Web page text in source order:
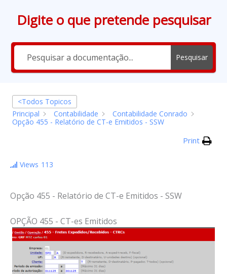
conteúdo
Digite o que pretende pesquisar
Pesquisar
<Todos Topicos
Principal
Contabilidade
Contabilidade Conrado
Opção 455 - Relatório de CT-e Emitidos - SSW
Print
Views 113
Opção 455 - Relatório de CT-e Emitidos - SSW
OPÇÃO 455 - CT-es Emitidos